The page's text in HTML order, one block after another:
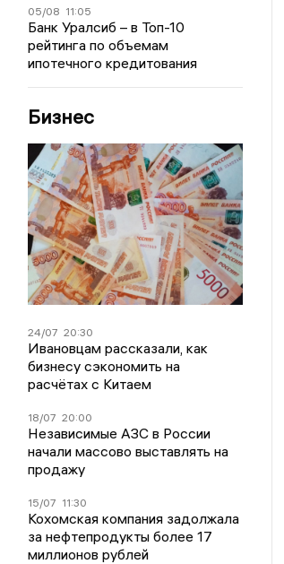
05/08 11:05
Банк Уралсиб – в Топ-10
рейтинга по объемам
ипотечного кредитования
Бизнес
24/07 20:30
Ивановцам рассказали, как
бизнесу сэкономить на
расчётах с Китаем
18/07 20:00
Независимые АЗС в России
начали массово выставлять на
продажу
15/07 11:30
Кохомская компания задолжала
за нефтепродукты более 17
миллионов рублей